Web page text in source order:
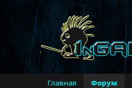
Главная Форум